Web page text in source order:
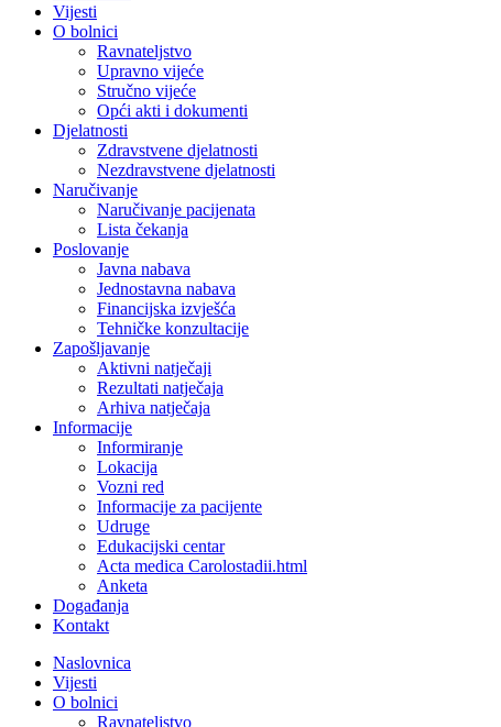
Vijesti
O bolnici
Ravnateljstvo
Upravno vijeće
Stručno vijeće
Opći akti i dokumenti
Djelatnosti
Zdravstvene djelatnosti
Nezdravstvene djelatnosti
Naručivanje
Naručivanje pacijenata
Lista čekanja
Poslovanje
Javna nabava
Jednostavna nabava
Financijska izvješća
Tehničke konzultacije
Zapošljavanje
Aktivni natječaji
Rezultati natječaja
Arhiva natječaja
Informacije
Informiranje
Lokacija
Vozni red
Informacije za pacijente
Udruge
Edukacijski centar
Acta medica Carolostadii.html
Anketa
Događanja
Kontakt
Naslovnica
Vijesti
O bolnici
Ravnateljstvo